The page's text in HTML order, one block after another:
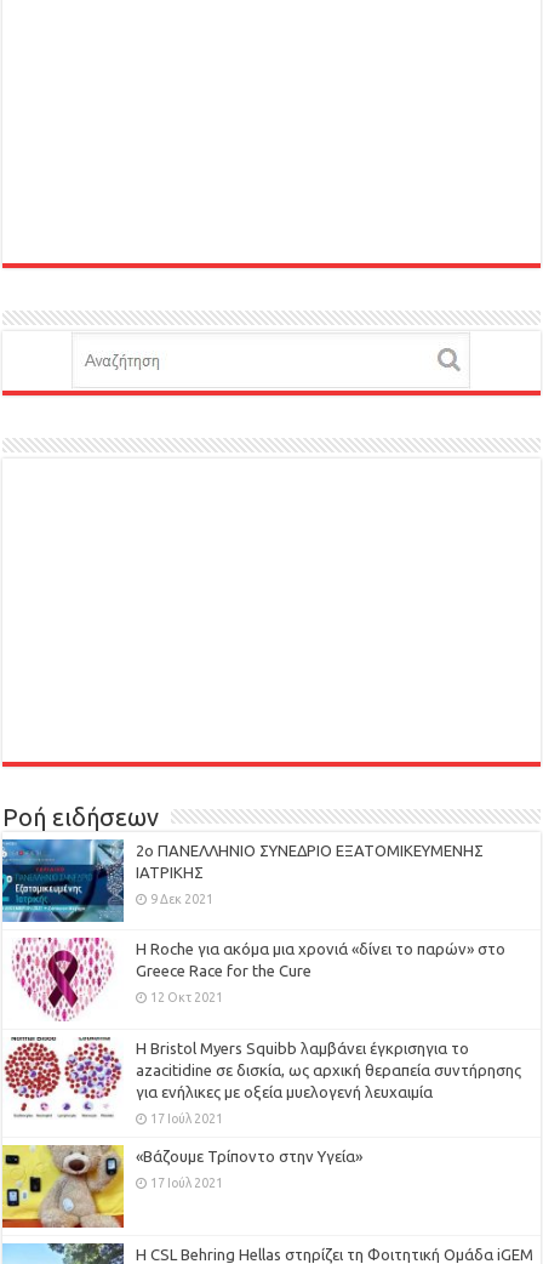
Ροή ειδήσεων
2ο ΠΑΝΕΛΛΗΝΙΟ ΣΥΝΕΔΡΙΟ ΕΞΑΤΟΜΙΚΕΥΜΕΝΗΣ
ΙΑΤΡΙΚΗΣ
9 Δεκ 2021
H Roche για ακόμα μια χρονιά «δίνει το παρών» στο
Greece Race for the Cure
12 Οκτ 2021
Η Bristol Myers Squibb λαμβάνει έγκρισηγια το
azacitidine σε δισκία, ως αρχική θεραπεία συντήρησης
για ενήλικες με οξεία μυελογενή λευχαιμία
17 Ιούλ 2021
«Βάζουμε Τρίποντο στην Υγεία»
17 Ιούλ 2021
H CSL Behring Hellas στηρίζει τη Φοιτητική Ομάδα iGEM